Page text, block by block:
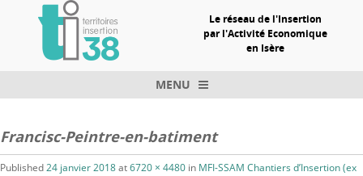
Le réseau de l'Insertion
par l'Activité Economique
en Isère
MENU
Francisc-Peintre-en-batiment
Published24 janvier 2018at6720 × 4480 in MFI-SSAM Chantiers d’Insertion (ex